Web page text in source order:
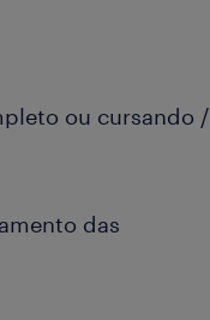
ou cursando /
das